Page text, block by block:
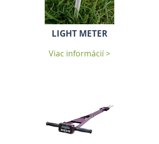
LIGHT METER
Viac informácií >